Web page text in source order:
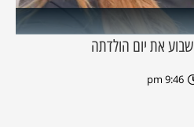
את יום הולדתה
9:46 pm